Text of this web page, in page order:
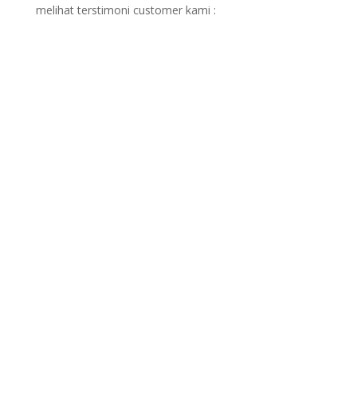
melihat terstimoni customer kami :